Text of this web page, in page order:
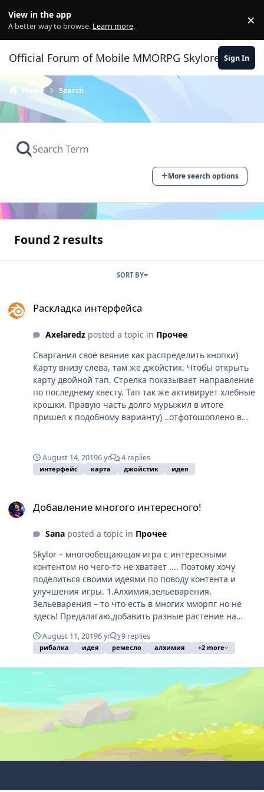
View in the app
A better way to browse. Learn more. ×
Official Forum of Mobile MMORPG Skylore Sign In
Home Search
More search options
Found 2 results
SORT BY
Раскладка интерфейса
Axelaredzposted a topic in Прочее
Сварганил своё веяние как распределить кнопки)
Карту внизу слева, там же джойстик. Чтобы открыть
карту двойной тап. Стрелка показывает направление
по последнему квесту. Тап так же активирует хлебные
крошки. Правую часть долго мурыжил в итоге
пришёл к подобному варианту) ..отфотошоплено в
August 14, 20196 yr 4 replies
интерфейс карта джойстик идея
Добавление многого интересного!
Sanaposted a topic in Прочее
Skylor – многообещающая игра с интересными
контентом но чего-то не хватает .... Поэтому хочу
поделиться своими идеями по поводу контента и
улучшения игры. 1.Алхимия,зельеварения.
Зельеварения – то что есть в многих мморпг но не
здесь! Предалагаю,добавить разные растение на
зелья.Также,советую, убрать зелья з продажи у
торговцев (но не з фарма) и добавить их в продажу в
перекупщик(когда будет добавлено эту
функцию).Плюс в том,что будет ещё один заработок в
продать или добавить как ингредиент в зелье.
3.Ремесло. Пишите что думаете!
August 11, 20196 yr 9 replies
рибалка идея ремесло алхимия +2 more